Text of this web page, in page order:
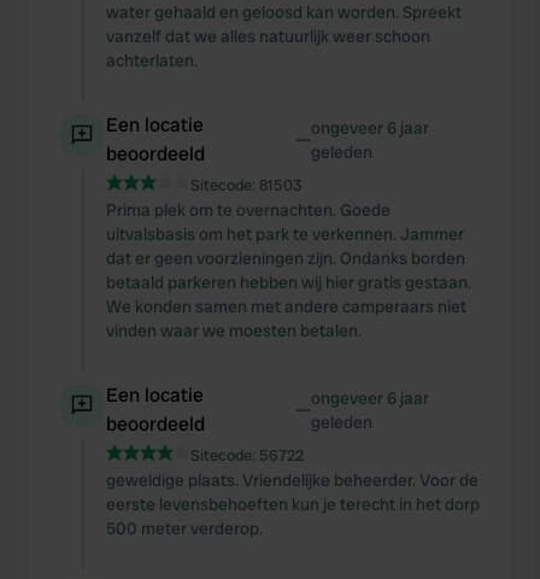
water gehaald en geloosd kan worden. Spreekt
vanzelf dat we alles natuurlijk weer schoon
achterlaten.
Een locatie
beoordeeld
—ongeveer 6 jaar
geleden
Sitecode: 81503
Prima plek om te overnachten. Goede
uitvalsbasis om het park te verkennen. Jammer
dat er geen voorzieningen zijn. Ondanks borden
betaald parkeren hebben wij hier gratis gestaan.
We konden samen met andere camperaars niet
vinden waar we moesten betalen.
Een locatie
beoordeeld
—ongeveer 6 jaar
geleden
Sitecode: 56722
geweldige plaats. Vriendelijke beheerder. Voor de
eerste levensbehoeften kun je terecht in het dorp
500 meter verderop.